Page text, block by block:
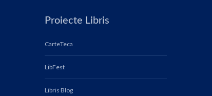
Proiecte Libris
CarteTeca
LibFest
Libris Blog